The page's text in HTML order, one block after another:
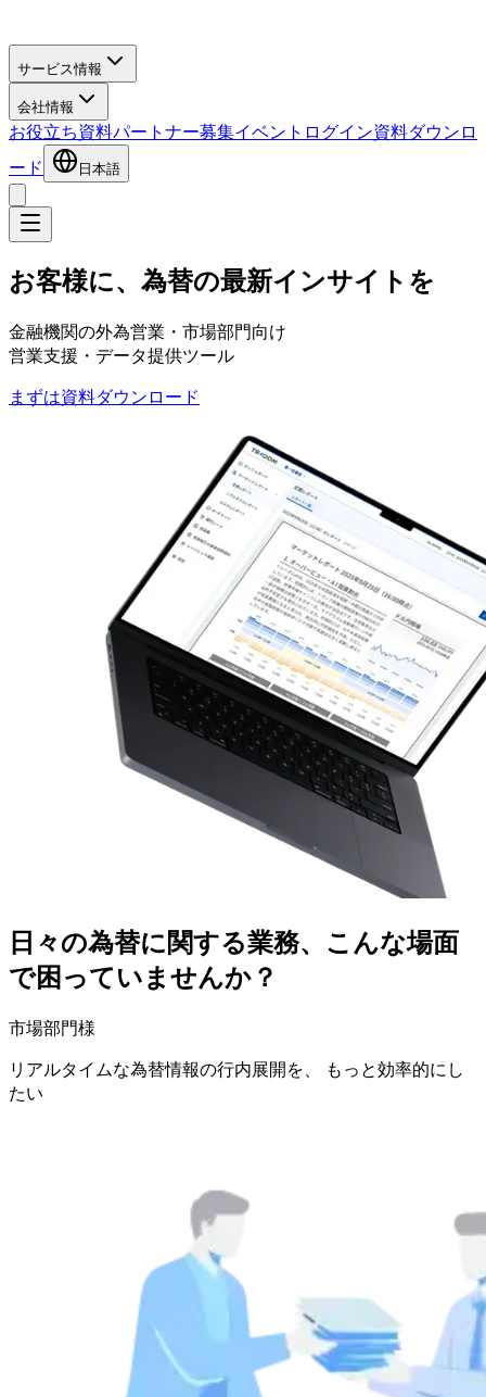
サービス情報
会社情報
お役立ち資料パートナー募集イベント ログイン資料ダウンロ
ード
日本語
お客様に、為替の最新インサイトを
金融機関の外為営業・市場部門向け
営業支援・データ提供ツール
まずは資料ダウンロード
日々の為替に関する業務、こんな場面
で困っていませんか？
市場部門様
リアルタイムな為替情報の行内展開を、 もっと効率的にし
たい